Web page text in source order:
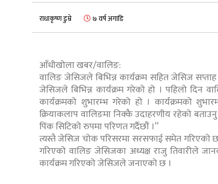
राधाकृष्ण डुम्रे ७ वर्ष अगाडि
आँधीखोला खबर/वालिङ:
वालिङ जेसिजले बिभिन्न कार्यक्रम सहित जेसिज
जेसिजले बिभिन्न कार्यक्रम गरेको हो । पहिलो दिन
कार्यक्रमको शुभारम्भ गरेको हो । कार्यक्रमको
क्रियाकलाप वालिङमा निक्कै उदाहरणीय रहेको
पिंक सिटिको रुपमा परिणत गर्दैछौं ।”
त्यस्तै जेसिज चोक परिसरमा सरसफाई समेत गरिएको
गरिएको वालिङ जेसिजका अध्यक्ष राजु तिवारीले
कार्यक्रम गरिएको जेसिजले जनाएको छ ।